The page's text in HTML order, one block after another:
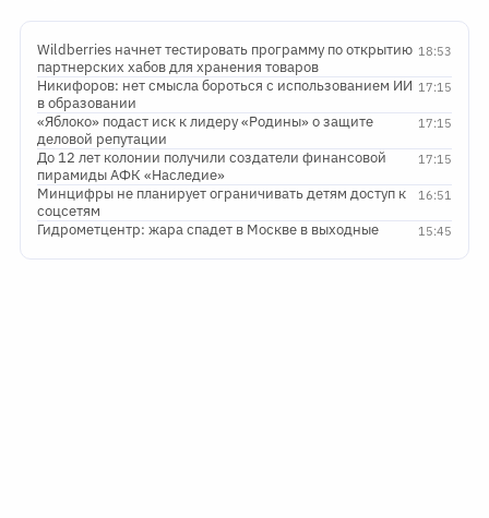
18:53
Wildberries начнет тестировать программу по открытию
партнерских хабов для хранения товаров
17:15
Никифоров: нет смысла бороться с использованием ИИ
в образовании
17:15
«Яблоко» подаст иск к лидеру «Родины» о защите
деловой репутации
17:15
До 12 лет колонии получили создатели финансовой
пирамиды АФК «Наследие»
16:51
Минцифры не планирует ограничивать детям доступ к
соцсетям
15:45
Гидрометцентр: жара спадет в Москве в выходные